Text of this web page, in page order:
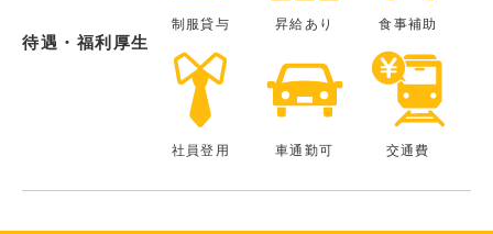
待遇・福利厚生
制服貸与 昇給あり 食事補助
社員登用 車通勤可 交通費